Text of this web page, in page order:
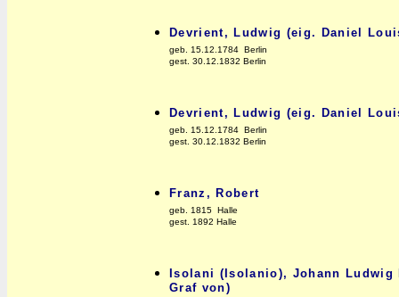
Devrient, Ludwig (eig. Daniel
geb. 15.12.1784 Berlin
gest. 30.12.1832 Berlin
Devrient, Ludwig (eig. Daniel
geb. 15.12.1784 Berlin
gest. 30.12.1832 Berlin
Franz, Robert
geb. 1815 Halle
gest. 1892 Halle
Isolani (Isolanio), Johann Ludwig
Graf von)